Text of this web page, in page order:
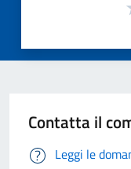
Contatta il
Leggi le